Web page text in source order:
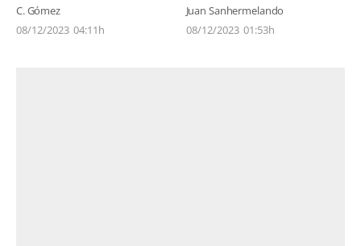
C. Gómez
08/12/2023 04:11h
Juan Sanhermelando
08/12/2023 01:53h